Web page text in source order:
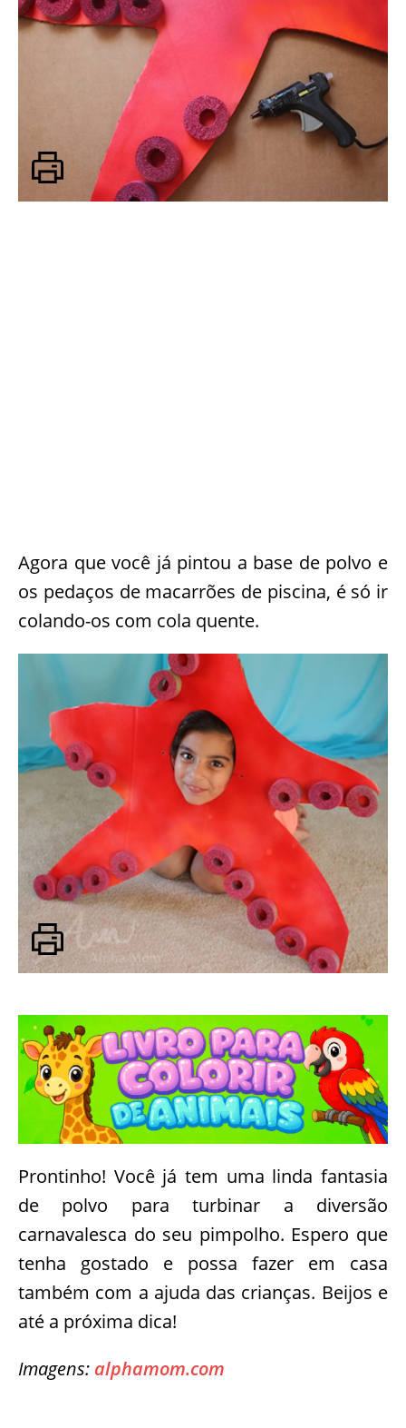
Agora que você já pintou a base de polvo e
os pedaços de macarrões de piscina, é só ir
colando-os com cola quente.
Prontinho! Você já tem uma linda fantasia
de polvo para turbinar a diversão
carnavalesca do seu pimpolho. Espero que
tenha gostado e possa fazer em casa
também com a ajuda das crianças. Beijos e
até a próxima dica!
Imagens: alphamom.com